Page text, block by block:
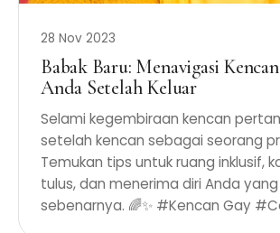
28 Nov 2023
Babak Baru: Menavigasi
Anda Setelah Keluar
Selami kegembiraan kencan
setelah kencan sebagai seorang
Temukan tips untuk ruang inklusif,
tulus, dan menerima diri Anda yang
sebenarnya. 🌈✨ #Kencan Gay